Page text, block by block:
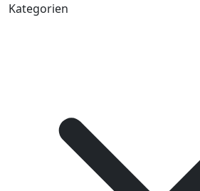
Kategorien